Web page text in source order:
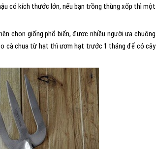
có kích thước lớn, nếu bạn trồng thùng xốp thì một
chọn giống phổ biến, được nhiều người ưa chuộng
cà chua từ hạt thì ươm hạt trước 1 tháng để có cây